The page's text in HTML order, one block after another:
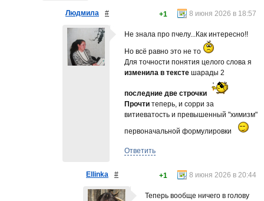
Людмила # 8 июня 2026 в 18:57
+1
Не знала про пчелу...Как интересно!!
Но всё равно это не то
Для точности понятия целого слова я
изменила в тексте шарады 2
последние две строчки
Прочти теперь, и сорри за
витиеватость и превышенный "химизм"
первоначальной формулировки
Ответить
Ellinka # 8 июня 2026 в 20:44
+1
Теперь вообще ничего в голову